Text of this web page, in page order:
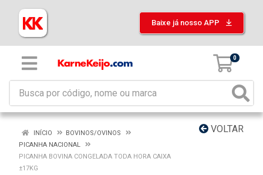
Baixe já nosso APP
0
VOLTAR
INÍCIO
BOVINOS/OVINOS
PICANHA NACIONAL
PICANHA BOVINA CONGELADA TODA HORA CAIXA
±17KG